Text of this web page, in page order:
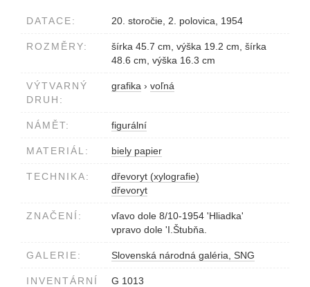
DATACE: 20. storočie, 2. polovica, 1954
ROZMĚRY:
šírka 45.7 cm, výška 19.2 cm, šírka
48.6 cm, výška 16.3 cm
VÝTVARNÝ
DRUH:
grafika › voľná
NÁMĚT: figurální
MATERIÁL: biely papier
TECHNIKA:
dřevoryt (xylografie)
dřevoryt
ZNAČENÍ:
vľavo dole 8/10-1954 'Hliadka'
vpravo dole 'I.Štubňa.
GALERIE: Slovenská národná galéria, SNG
INVENTÁRNÍ
G 1013